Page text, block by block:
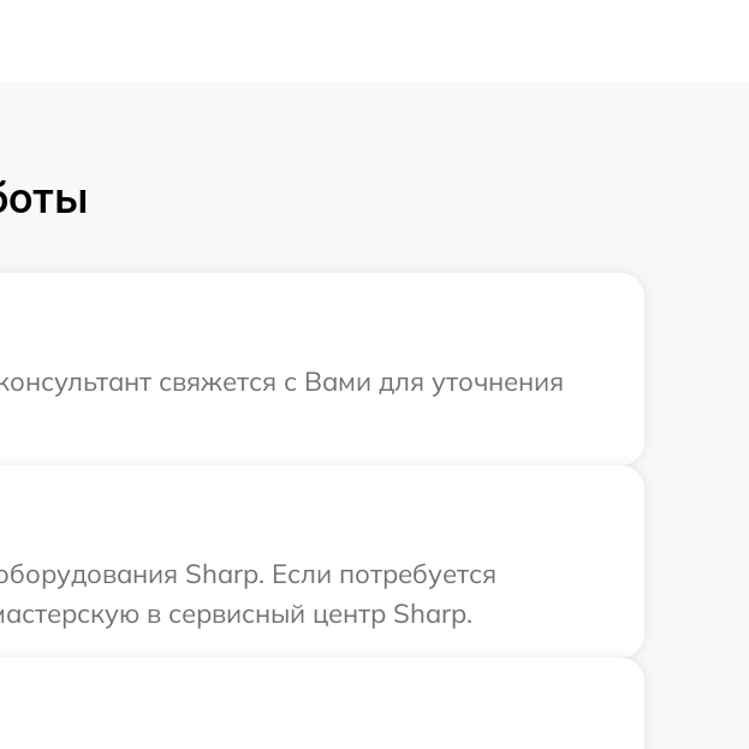
свяжется с Вами для уточнения
Sharp. Если потребуется
в сервисный центр Sharp.